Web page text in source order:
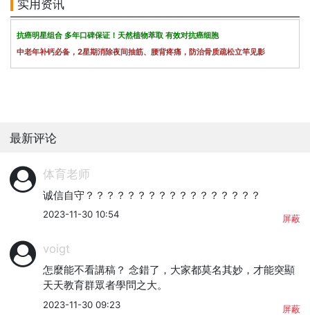
实用资讯
抗癌明星组合 多年口碑保证！天然植物萃取 有效对抗癌细胞
中老年补钙必备，2星期消除夜间抽筋、腰背疼痛，防治骨质疏松立竿见影
最新评论
体育老师
诚信自守？？？？？？？？？？？？？？？？？
2023-11-30 10:54 屏蔽
voigt
怎麼能不看講稿？ 念錯了，大家都莫名其妙，才能突顯
天天教育群眾者學問之大。
2023-11-30 09:23 屏蔽